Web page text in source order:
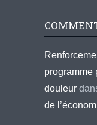
programme
douleur
de